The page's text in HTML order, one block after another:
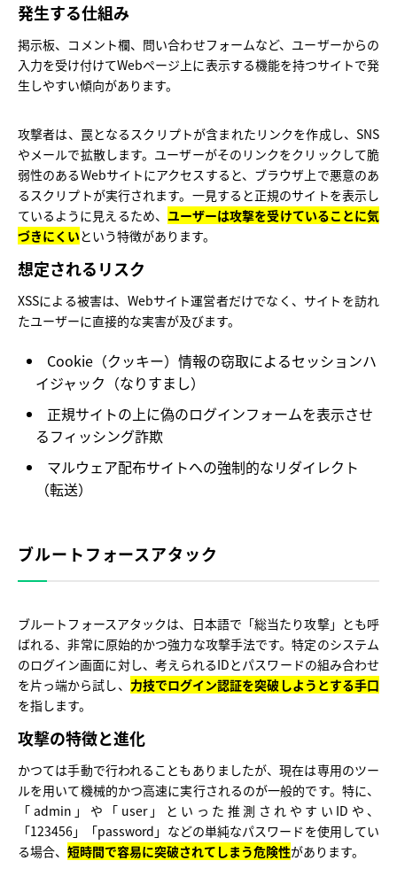
発生する仕組み
掲示板、コメント欄、問い合わせフォームなど、ユーザーからの
入力を受け付けてWebページ上に表示する機能を持つサイトで発
生しやすい傾向があります。
攻撃者は、罠となるスクリプトが含まれたリンクを作成し、SNS
やメールで拡散します。ユーザーがそのリンクをクリックして脆
弱性のあるWebサイトにアクセスすると、ブラウザ上で悪意のあ
るスクリプトが実行されます。一見すると正規のサイトを表示し
ているように見えるため、 ユーザーは攻撃を受けていることに気
づきにくいという特徴があります。
想定されるリスク
XSSによる被害は、Webサイト運営者だけでなく、サイトを訪れ
たユーザーに直接的な実害が及びます。
Cookie（クッキー）情報の窃取によるセッションハ
イジャック（なりすまし）
正規サイトの上に偽のログインフォームを表示させ
るフィッシング詐欺
マルウェア配布サイトへの強制的なリダイレクト
（転送）
ブルートフォースアタック
ブルートフォースアタックは、日本語で「総当たり攻撃」とも呼
ばれる、非常に原始的かつ強力な攻撃手法です。特定のシステム
のログイン画面に対し、考えられるIDとパスワードの組み合わせ
を片っ端から試し、 力技でログイン認証を突破しようとする手口
を指します。
攻撃の特徴と進化
かつては手動で行われることもありましたが、現在は専用のツー
ルを用いて機械的かつ高速に実行されるのが一般的です。特に、
「admin」や「user」といった推測されやすいIDや、
「123456」「password」などの単純なパスワードを使用してい
る場合、 短時間で容易に突破されてしまう危険性があります。